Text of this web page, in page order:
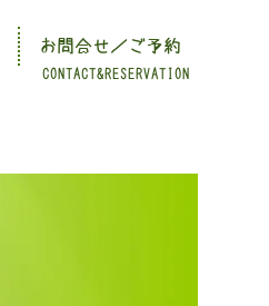
CONTACT&RESERVATION
お問合せ／ご予約